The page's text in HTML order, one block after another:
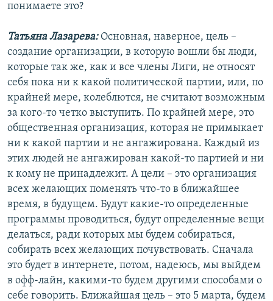
понимаете это?
Татьяна Лазарева:Основная, наверное, цель –
создание организации, в которую вошли бы люди,
которые так же, как и все члены Лиги, не относят
себя пока ни к какой политической партии, или, по
крайней мере, колеблются, не считают возможным
за кого-то четко выступить. По крайней мере, это
общественная организация, которая не примыкает
ни к какой партии и не ангажирована. Каждый из
этих людей не ангажирован какой-то партией и ни
к кому не принадлежит. А цели – это организация
всех желающих поменять что-то в ближайшее
время, в будущем. Будут какие-то определенные
программы проводиться, будут определенные вещи
делаться, ради которых мы будем собираться,
собирать всех желающих почувствовать. Сначала
это будет в интернете, потом, надеюсь, мы выйдем
в офф-лайн, какими-то будем другими способами о
себе говорить. Ближайшая цель – это 5 марта, будем